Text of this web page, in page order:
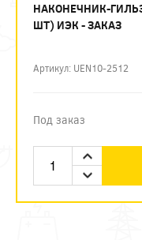
НАКОНЕЧНИК-
ШТ) ИЭК - ЗАКАЗ
Артикул: UEN10-2512
Под заказ